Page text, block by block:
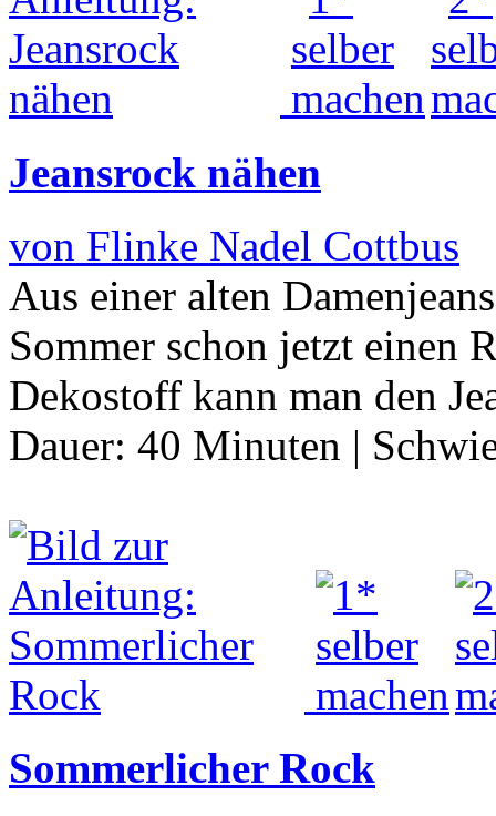
Jeansrock nähen
von Flinke Nadel Cottbus
Aus einer alten
Sommer schon jetzt einen
Dekostoff kann man den
Dauer: 40 Minuten |
Sommerlicher Rock